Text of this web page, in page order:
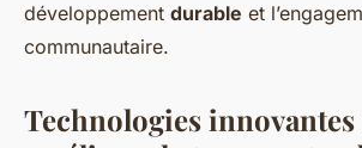
développement durable et
communautaire.
Technologies